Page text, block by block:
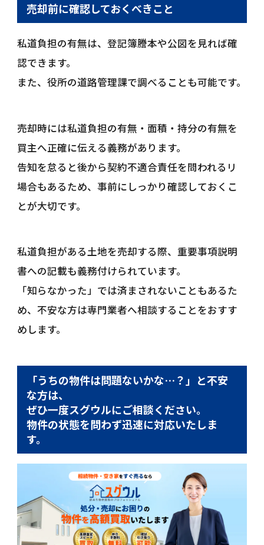
売却前に確認しておくべきこと
私道負担の有無は、登記簿謄本や公図を見れば確
認できます。
また、役所の道路管理課で調べることも可能です。
売却時には私道負担の有無・面積・持分の有無を
買主へ正確に伝える義務があります。
告知を怠ると後から契約不適合責任を問われるリ
場合もあるため、事前にしっかり確認しておくこ
とが大切です。
私道負担がある土地を売却する際、重要事項説明
書への記載も義務付けられています。
「知らなかった」では済まされないこともあるた
め、不安な方は専門業者へ相談することをおすす
めします。
「うちの物件は問題ないかな…？」と不安
な方は、
ぜひ一度スグウルにご相談ください。
物件の状態を問わず迅速に対応いたしま
す。